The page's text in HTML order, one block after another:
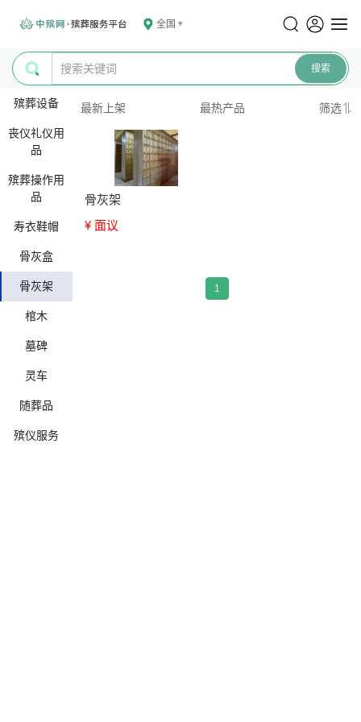
全国
殡葬设备
丧仪礼仪用
品
殡葬操作用
品
寿衣鞋帽
骨灰盒
骨灰架
棺木
墓碑
灵车
随葬品
殡仪服务
最新上架 最热产品 筛选
骨灰架
¥ 面议
1